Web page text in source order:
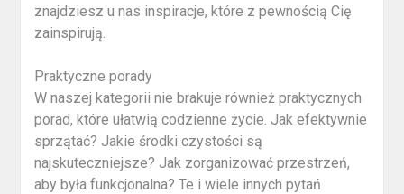
znajdziesz u nas inspiracje, które z pewnością Cię
zainspirują.
Praktyczne porady
W naszej kategorii nie brakuje również praktycznych
porad, które ułatwią codzienne życie. Jak efektywnie
sprzątać? Jakie środki czystości są
najskuteczniejsze? Jak zorganizować przestrzeń,
aby była funkcjonalna? Te i wiele innych pytań